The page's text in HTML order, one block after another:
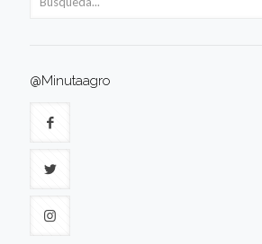
@Minutaagro